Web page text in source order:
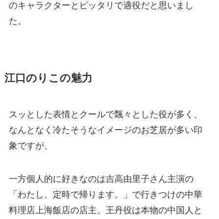
のキャラクターとピッタリで適役だと思いまし
た。
江口のりこの魅力
スッとした表情とクールで飄々とした役が多く、
なんとなく冷たそうなイメージのお芝居が多い印
象ですが、
一方個人的に好きなのは吉高由里子さん主演の
「わたし、定時で帰ります。」で行きつけの中華
料理店上海飯店の店主、王丹役は本物の中国人と